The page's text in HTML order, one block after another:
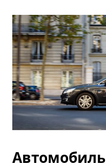
Автомобиль